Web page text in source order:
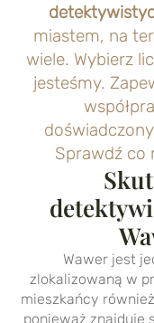
miastem, na
wiele. Wybierz
jesteśmy.
Sprawdź co
Wawer jest
zlokalizowaną w
mieszkańcy
ponieważ znajduje